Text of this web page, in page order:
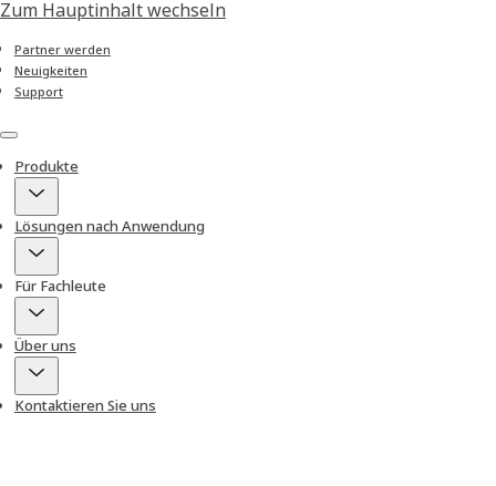
Zum Hauptinhalt wechseln
Partner werden
Neuigkeiten
Support
Menu
Produkte
Lösungen nach Anwendung
Für Fachleute
Über uns
Kontaktieren Sie uns